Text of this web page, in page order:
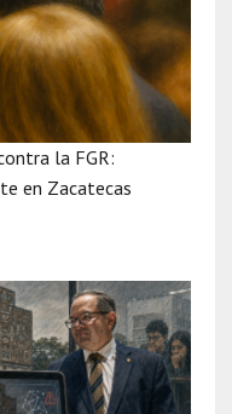
la FGR:
en Zacatecas